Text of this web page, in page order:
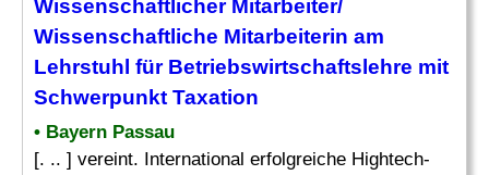
Wissenschaftlicher Mitarbeiter/
Wissenschaftliche Mitarbeiterin am
Lehrstuhl für Betriebswirtschaftslehre mit
Schwerpunkt Taxation
• Bayern Passau
[. .. ] vereint. International erfolgreiche Hightech-